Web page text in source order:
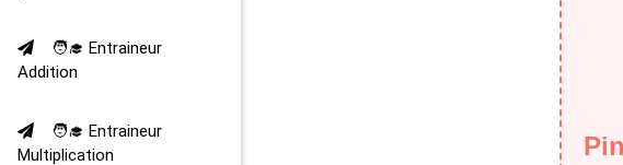
🧑‍🎓 Entraineur
Addition
🧑‍🎓 Entraineur
Multiplication